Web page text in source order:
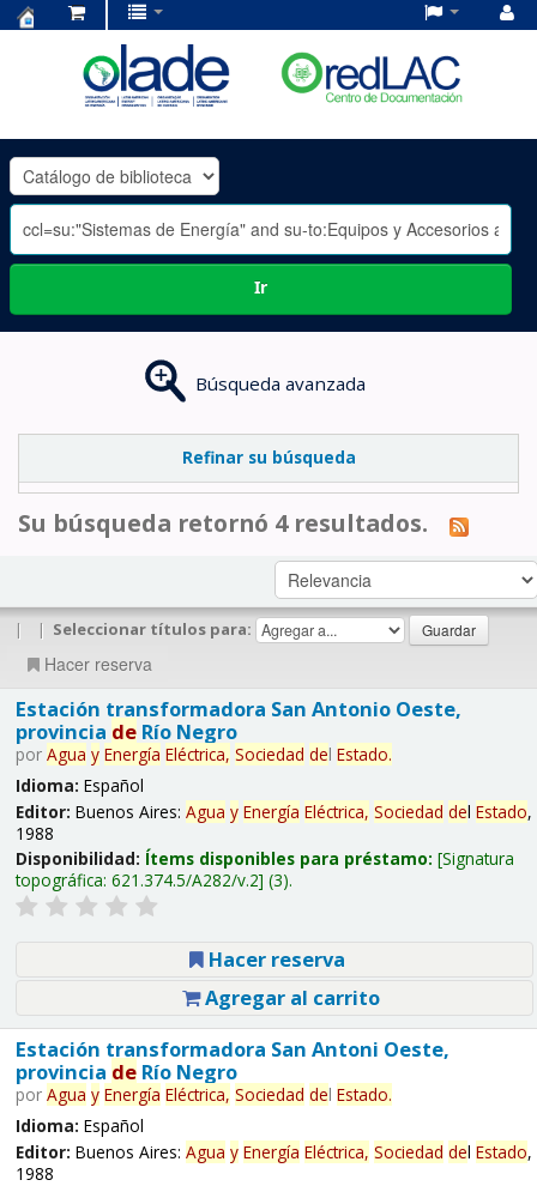
OLADE
-
Ir
Búsqueda avanzada
Refinar su búsqueda
Su búsqueda retornó 4 resultados.
| | Seleccionar títulos para:
Hacer reserva
Estación transformadora San Antonio Oeste,
provincia deRío Negro
por Agua y Energía Eléctrica, Sociedad del Estado.
Idioma: Español
Editor: Buenos Aires: Agua y Energía Eléctrica, Sociedad del Estado,
1988
Disponibilidad: Ítems disponibles para préstamo: Signatura
topográfica: 621.374.5/A282/v.2 (3).
Hacer reserva
Agregar al carrito
Estación transformadora San Antoni Oeste,
provincia deRío Negro
por Agua y Energía Eléctrica, Sociedad del Estado.
Idioma: Español
Editor: Buenos Aires: Agua y Energía Eléctrica, Sociedad del Estado,
1988